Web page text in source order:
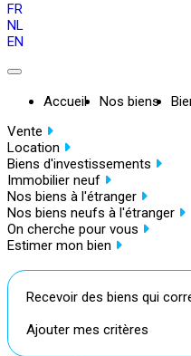
FR
NL
EN
Accueil Nos biens
Vente
Location
Biens d'investissements
Immobilier neuf
Nos biens à l'étranger
Nos biens neufs à l'étranger
On cherche pour vous
Estimer mon bien
Recevoir des biens qui
Ajouter mes critères